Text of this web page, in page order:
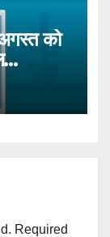
अगस्त को
Required